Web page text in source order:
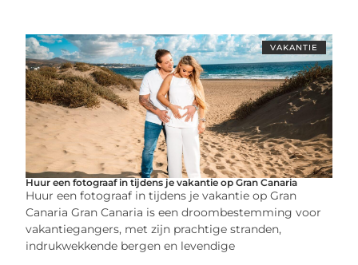
VAKANTIE
Huur een fotograaf in tijdens je vakantie op Gran Canaria
Huur een fotograaf in tijdens je vakantie op Gran
Canaria Gran Canaria is een droombestemming voor
vakantiegangers, met zijn prachtige stranden,
indrukwekkende bergen en levendige